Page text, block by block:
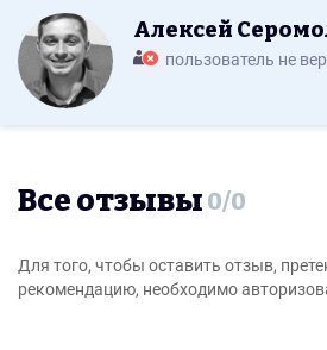
Алексей
пользователь не
Все отзывы 0/0
Для того, чтобы оставить отзыв,
рекомендацию, необходимо